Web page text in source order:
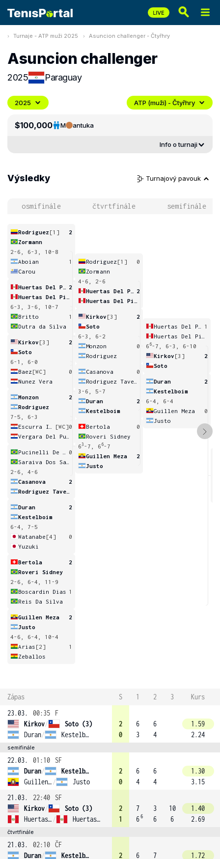
Turnaje - ATP muži 2025 Asuncion challenger - Čtyřhry
Asuncion challenger
2025 Paraguay
2025 ATP (muži) - Čtyřhry
$100,000 M antuka
Info o turnaji
Výsledky Turnajový pavouk
osmifinále čtvrtfinále semifinále
Rodriguez [1]
2
Zormann
2-6, 6-3, 10-8
Aboian
1
Carou
2
6-3, 3-6, 10-7
Britto
1
Dutra da Silva
Kirkov [3]
2
Soto
6-1, 6-0
Baez [WC]
0
Nunez Vera
Monzon
2
Rodriguez
7-5, 6-3
[WC]0
0
2-6, 4-6
Casanova
2
Duran
2
Kestelboim
6-4, 7-5
Watanabe [4]
0
Yuzuki
Bertola
2
Roveri Sidney
2-6, 6-4, 11-9
Boscardin Dias 1
Reis Da Silva
Guillen Meza
2
Justo
4-6, 6-4, 10-4
Arias [2]
1
Zeballos
Rodriguez [1]
0
Zormann
4-6, 2-6
2
Kirkov [3]
2
Soto
6-3, 6-2
Monzon
0
Rodriguez
Casanova
0
3-6, 5-7
Duran
2
Kestelboim
Bertola
0
Roveri Sidney
63 -7, 6 6-7
Guillen Meza
2
Justo
1
6 6-7, 6-3, 6-10
Kirkov [3]
2
Soto
Duran
2
Kestelboim
6-4, 6-4
Guillen Meza
0
Justo
Zápas S 1 2 3
Kurs
23.03.
00:35
F
Kirkov/
Soto (3)
Duran/ Kestelboim
2
0
6
3
6
4
1.59
2.24
semifinále
22.03. 01:10
SF
Duran/
Kestelboim
Guillen Meza / Justo
2
0
6
4
6
4
1.30
3.15
21.03.
22:40
SF
Kirkov/
Soto (3)
Huertas Del Pino / Huertas Del Pino
2
1
7
66
3
6
10
6
1.40
2.69
čtvrtfinále
21.03. 02:10 ČF
Duran/
Kestelboim
2
6
7
1.72